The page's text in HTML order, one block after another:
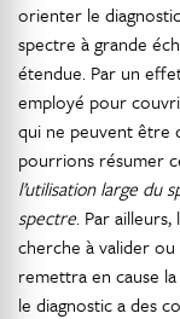
orienter le
spectre à grande
étendue. Par un
employé pour
qui ne peuvent être
pourrions résumer
l’utilisation large du
spectre. Par
cherche à valider
remettra en cause
le diagnostic a des